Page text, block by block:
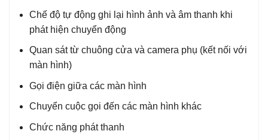
Chế độ tự động ghi lại hình ảnh và âm thanh khi
phát hiện chuyển động
Quan sát từ chuông cửa và camera phụ (kết nối với
màn hình)
Gọi điện giữa các màn hình
Chuyển cuộc gọi đến các màn hình khác
Chức năng phát thanh